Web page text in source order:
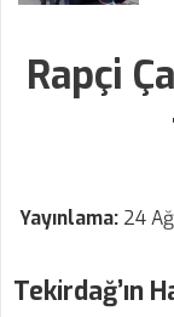
Rapçi
Yayınlama: 24
Tekirdağ’ın